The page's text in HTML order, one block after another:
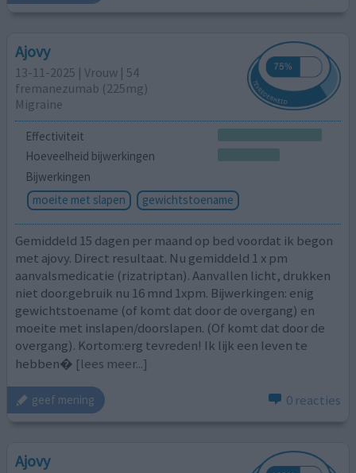
Ajovy
13-11-2025 | Vrouw | 54
fremanezumab (225mg)
Migraine
Effectiviteit
Hoeveelheid bijwerkingen
Bijwerkingen
moeite met slapen
gewichtstoename
Gemiddeld 15 dagen per maand op bed voordat ik begon
met ajovy. Direct resultaat. Nu gemiddeld 1 x pm
aanvalsmedicatie (rizatriptan). Aanvallen licht, drukken
niet door.gebruik nu 16 mnd 1xpm. Bijwerkingen: enig
gewichtstoename (of komt dat door de overgang) en
moeite met inslapen/doorslapen. (Of komt dat door de
overgang). Kortom:erg tevreden! Ik lijk een leven te
hebben� [lees meer...]
geef mening 0 reacties
Ajovy